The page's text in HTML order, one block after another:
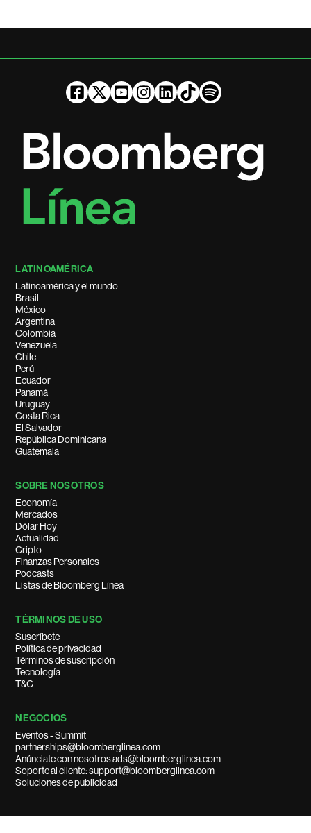
LATINOAMÉRICA
Latinoamérica y el mundo
Brasil
México
Argentina
Colombia
Venezuela
Chile
Perú
Ecuador
Panamá
Uruguay
Costa Rica
El Salvador
República Dominicana
Guatemala
SOBRE NOSOTROS
Economía
Mercados
Dólar Hoy
Actualidad
Cripto
Finanzas Personales
Podcasts
Listas de Bloomberg Línea
TÉRMINOS DE USO
Suscríbete
Política de privacidad
Términos de suscripción
Tecnología
T&C
NEGOCIOS
Eventos - Summit
partnerships@bloomberglinea.com
Anúnciate con nosotros ads@bloomberglinea.com
Soporte al cliente: support@bloomberglinea.com
Soluciones de publicidad